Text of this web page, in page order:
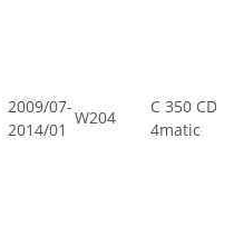
2009/07-
2014/01
W204
C 350 CDI
4matic